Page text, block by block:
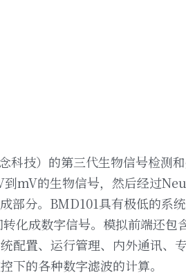
技）的第三代生物信号检测
mV的生物信号，然后经过
部分。BMD101具有极低的系
化成数字信号。模拟前端还
配置、运行管理、内外通讯
下的各种数字滤波的计算。